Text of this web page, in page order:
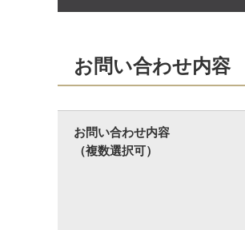
お問い合わせ内容
お問い合わせ内容
（複数選択可）